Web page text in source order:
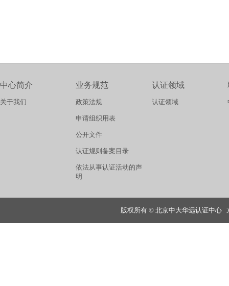
中心简介
关于我们
业务规范
政策法规
申请组织用表
公开文件
认证规则备案目录
依法从事认证活动的声
明
认证领域
认证领域
版权所有 © 北京中大华远认证中心